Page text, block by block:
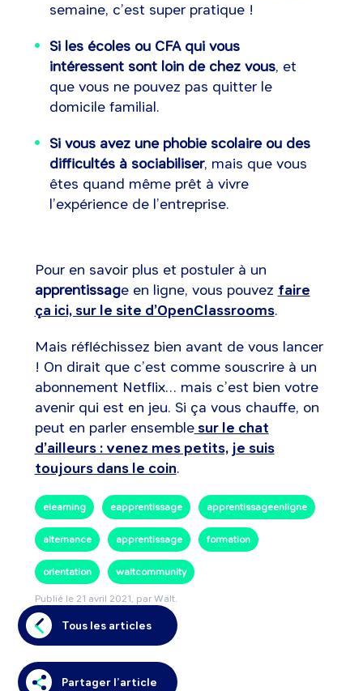
Tous les articles
Partager l’article
semaine, c’est super pratique !
Si les écoles ou CFA qui vous
intéressent sont loin de chez vous, et
que vous ne pouvez pas quitter le
domicile familial.
Si vous avez une phobie scolaire ou des
difficultés à sociabiliser, mais que vous
êtes quand même prêt à vivre
l’expérience de l’entreprise.
Pour en savoir plus et postuler à un
apprentissage en ligne, vous pouvez faire
ça ici, sur le site d’OpenClassrooms.
Mais réfléchissez bien avant de vous lancer
! On dirait que c’est comme souscrire à un
abonnement Netflix… mais c’est bien votre
avenir qui est en jeu. Si ça vous chauffe, on
peut en parler ensemblesur le chat
d’ailleurs : venez mes petits, je suis
toujours dans le coin.
elearning eapprentissage apprentissageenligne
alternance apprentissage formation
orientation waltcommunity
Publié le 21 avril 2021, par Walt.